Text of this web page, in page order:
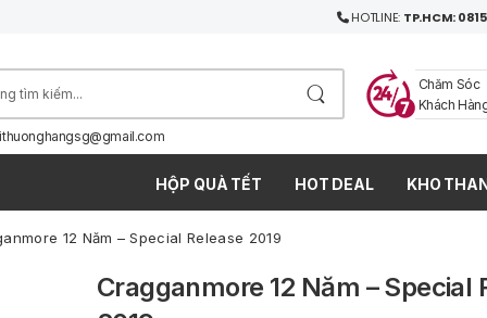
HOTLINE: TP.HCM:
Chăm Sóc
Khách
HỘP QUÀ TẾT HOT DEAL KHO
12 Năm – Special Release 2019
Cragganmore 12 Năm – Special